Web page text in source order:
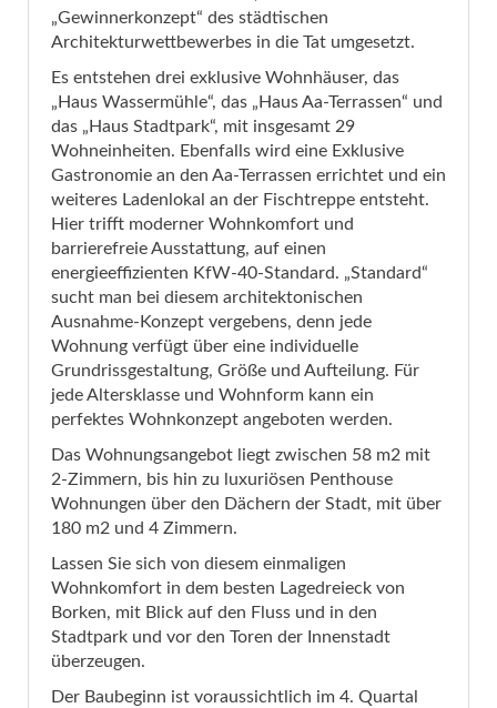
„Gewinnerkonzept“ des städtischen
Architekturwettbewerbes in die Tat umgesetzt.
Es entstehen drei exklusive Wohnhäuser, das
„Haus Wassermühle“, das „Haus Aa-Terrassen“ und
das „Haus Stadtpark“, mit insgesamt 29
Wohneinheiten. Ebenfalls wird eine Exklusive
Gastronomie an den Aa-Terrassen errichtet und ein
weiteres Ladenlokal an der Fischtreppe entsteht.
Hier trifft moderner Wohnkomfort und
barrierefreie Ausstattung, auf einen
energieeffizienten KfW-40-Standard. „Standard“
sucht man bei diesem architektonischen
Ausnahme-Konzept vergebens, denn jede
Wohnung verfügt über eine individuelle
Grundrissgestaltung, Größe und Aufteilung. Für
jede Altersklasse und Wohnform kann ein
perfektes Wohnkonzept angeboten werden.
Das Wohnungsangebot liegt zwischen 58 m2 mit
2-Zimmern, bis hin zu luxuriösen Penthouse
Wohnungen über den Dächern der Stadt, mit über
180 m2 und 4 Zimmern.
Lassen Sie sich von diesem einmaligen
Wohnkomfort in dem besten Lagedreieck von
Borken, mit Blick auf den Fluss und in den
Stadtpark und vor den Toren der Innenstadt
überzeugen.
Der Baubeginn ist voraussichtlich im 4. Quartal